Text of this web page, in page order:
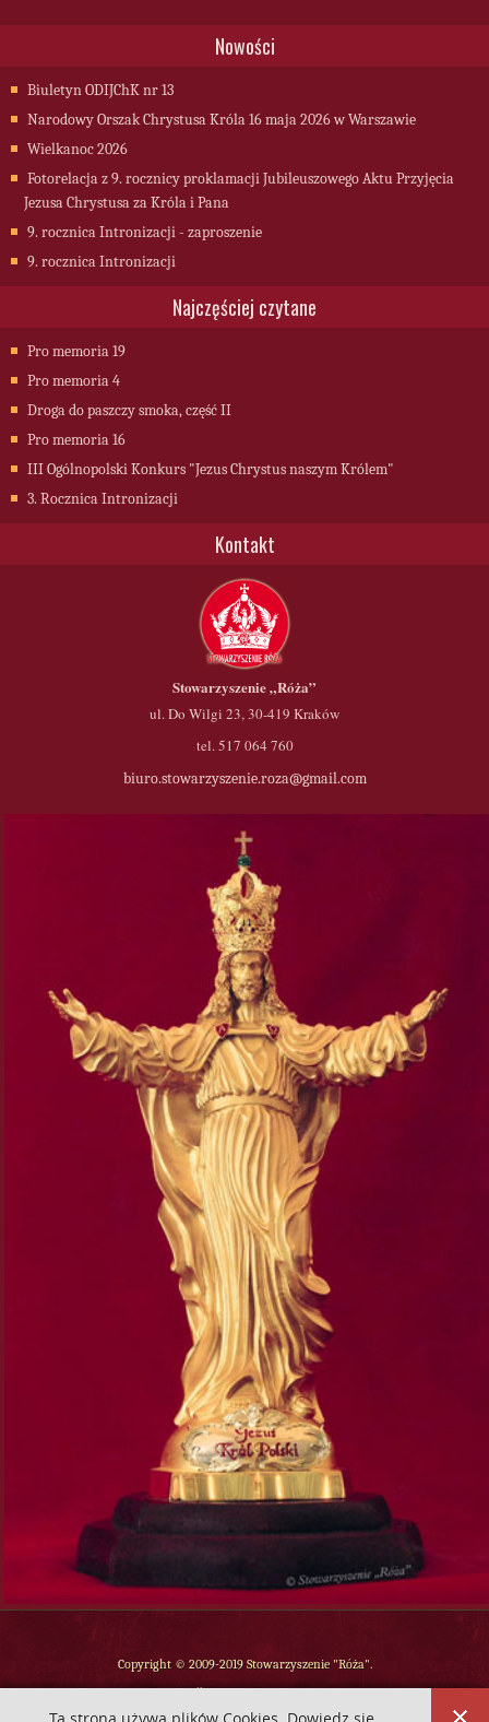
Nowości
Biuletyn ODIJChK nr 13
Narodowy Orszak Chrystusa Króla 16 maja 2026 w Warszawie
Wielkanoc 2026
Fotorelacja z 9. rocznicy proklamacji Jubileuszowego Aktu Przyjęcia
Jezusa Chrystusa za Króla i Pana
9. rocznica Intronizacji - zaproszenie
9. rocznica Intronizacji
Najczęściej czytane
Pro memoria 19
Pro memoria 4
Droga do paszczy smoka, część II
Pro memoria 16
III Ogólnopolski Konkurs "Jezus Chrystus naszym Królem"
3. Rocznica Intronizacji
Kontakt
Stowarzyszenie„Róża”
ul. Do Wilgi 23, 30-419 Kraków
tel. 517 064 760
biuro.stowarzyszenie.roza@gmail.com
Copyright © 2009-2019 Stowarzyszenie "Róża".
Wszelkie prawa zastrzeżone.